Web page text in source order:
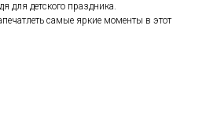
для детского праздника.
самые яркие моменты в этот